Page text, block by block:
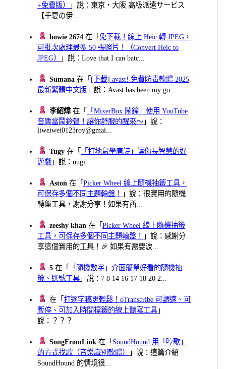
+免費版）
」說：東京・大阪 高級派遣サービス
【千夏の伊...
bowie 2674 在「免下載！線上 Heic 轉 JPEG，
可批次處理最多 50 張照片！（Convert Heic to
JPEG）
」說：Love that I can batc...
Sumana 在「 [下載] avast! 免費防毒軟體 2025
最新繁體中文版 」說：Avast has been my go...
李紹煒在「
「MixerBox 鬧鐘」使用 YouTube
音樂當鬧鈴聲！讓你舒服的醒來～ 」說：
liweiwei0123roy@gmai...
Tugy 在「
「打地鼠學唐詩」讓你長智慧的好
遊戲 」說：uugi
Aston 在「Picker Wheel 線上隨機抽籤工具，
可保存多個不同主題輪盤！
」說：很實用的隨機
轉盤工具，謝謝分享！如果有西...
zeeshy khan 在「Picker Wheel 線上隨機抽籤
工具，可保存多個不同主題輪盤！
」說：感謝分
享這個實用的工具！🎉 如果有需要波...
5 在「
「隨機數字」介面簡單好看的隨機抽
籤、選號工具 」說：7 8 14 16 17 18 20 2...
在「打逐字稿更輕鬆！oTranscribe 可調速、可
暫停、可加入時間標籤的線上聽寫工具 」
說：？？？
SongFromLink 在「 SoundHound 用「哼歌」
的方式找歌（音樂識別軟體）
」說：這篇介紹
SoundHound 的情境很...